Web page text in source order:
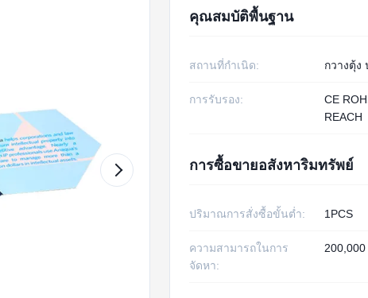
คุณสมบัติพื้นฐาน
สถานที่กำเนิด: กวางตุ้ง
การรับรอง:
CE
REACH
การซื้อขายอสังหาริมทรัพย์
ปริมาณการสั่งซื้อขั้นต่ำ: 1PCS
ความสามารถในการ
จัดหา: